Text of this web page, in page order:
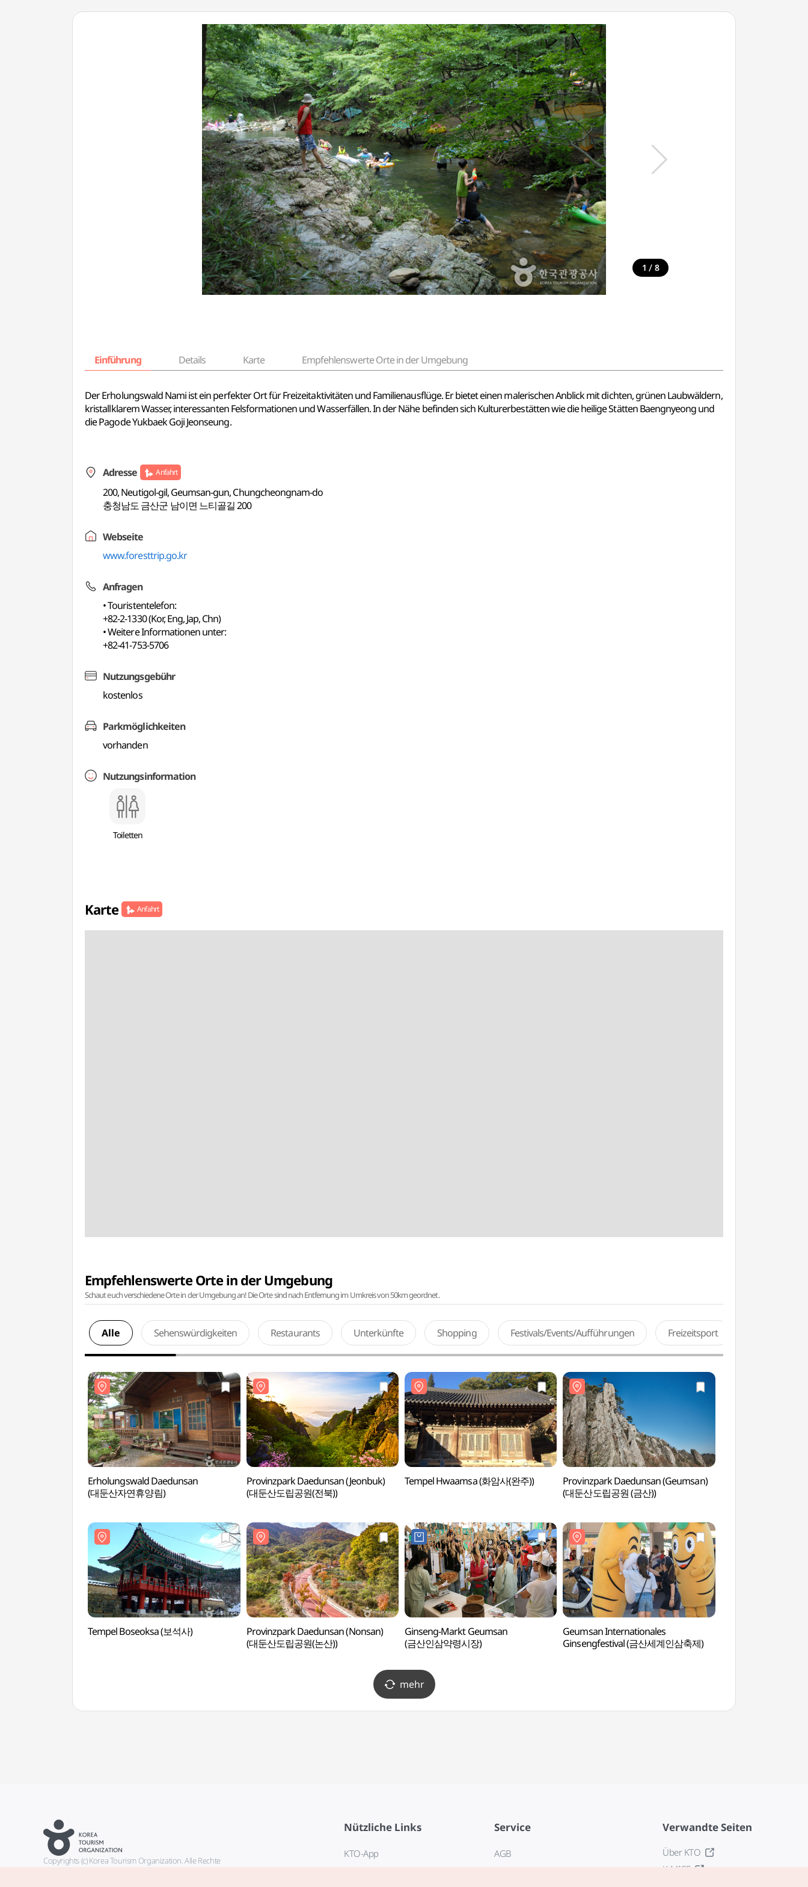
1 / 8
Einführung Details Karte Empfehlenswerte Orte in der Umgebung
Der Erholungswald Nami ist ein perfekter Ort für Freizeitaktivitäten und Familienausflüge. Er bietet einen malerischen Anblick mit dichten, grünen Laubwäldern,
kristallklarem Wasser, interessanten Felsformationen und Wasserfällen. In der Nähe befinden sich Kulturerbestätten wie die heilige Stätten Baengnyeong und
die Pagode Yukbaek Goji Jeonseung.
Adresse Anfahrt
200, Neutigol-gil, Geumsan-gun, Chungcheongnam-do
충청남도 금산군 남이면 느티골길 200
Webseite
www.foresttrip.go.kr
Anfragen
• Touristentelefon:
+82-2-1330 (Kor, Eng, Jap, Chn)
• Weitere Informationen unter:
+82-41-753-5706
Nutzungsgebühr
kostenlos
Parkmöglichkeiten
vorhanden
Nutzungsinformation
Toiletten
Karte Anfahrt
Empfehlenswerte Orte in der Umgebung
Schaut euch verschiedene Orte in der Umgebung an! Die Orte sind nach Entfernung im Umkreis von 50km geordnet.
Alle Sehenswürdigkeiten Restaurants Unterkünfte Shopping Festivals/Events/Aufführungen Freizeitsport
Erholungswald Daedunsan
(대둔산자연휴양림)
Provinzpark Daedunsan (Jeonbuk)
(대둔산도립공원(전북))
Tempel Hwaamsa (화암사(완주))
Provinzpark Daedunsan (Geumsan)
(대둔산도립공원 (금산))
Tempel Boseoksa (보석사)
Provinzpark Daedunsan (Nonsan)
(대둔산도립공원(논산))
Ginseng-Markt Geumsan
(금산인삼약령시장)
Geumsan Internationales
Ginsengfestival (금산세계인삼축제)
mehr
Nützliche Links
KTO-App
Service
AGB
Verwandte Seiten
Über KTO
K-MICE
Copyrights (c) Korea Tourism Organization. Alle Rechte